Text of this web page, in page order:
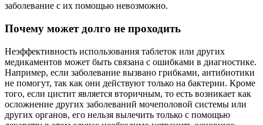
заболевание с их помощью невозможно.
Почему может долго не проходить
Неэффективность использования таблеток или других
медикаментов может быть связана с ошибками в диагностике.
Например, если заболевание вызвано грибками, антибиотики
не помогут, так как они действуют только на бактерии. Кроме
того, если цистит является вторичным, то есть возникает как
осложнение других заболеваний мочеполовой системы или
других органов, его нельзя вылечить только с помощью